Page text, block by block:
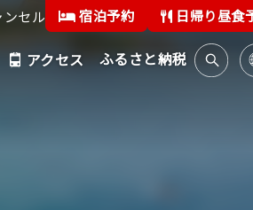
セル 宿泊予約 日帰り昼食
アクセス ふるさと納税